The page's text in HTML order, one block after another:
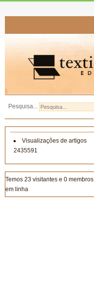
Pesquisa...
Visualizações de artigos
2435591
Temos 23 visitantes e 0 membros
em linha